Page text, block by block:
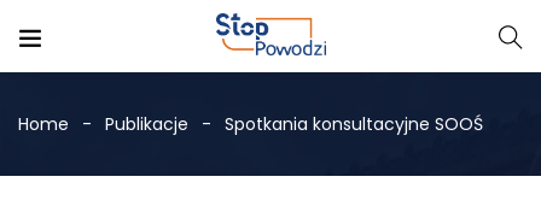
Home Publikacje Spotkania konsultacyjne SOOŚ